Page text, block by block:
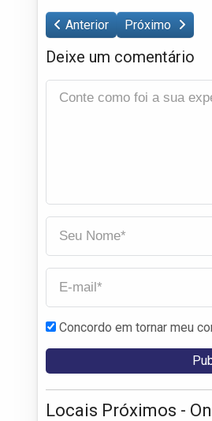
Anterior Próximo
Deixe um comentário
Concordo em tornar meu
Locais Próximos -